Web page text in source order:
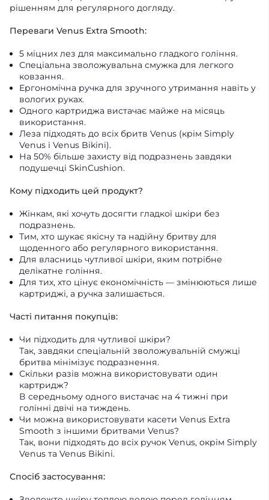
рішенням для регулярного догляду.
Переваги Venus Extra Smooth:
5 міцних лез для максимально гладкого гоління.
Спеціальна зволожувальна смужка для легкого
ковзання.
Ергономічна ручка для зручного утримання навіть у
вологих руках.
Одного картриджа вистачає майже на місяць
використання.
Леза підходять до всіх бритв Venus (крім Simply
Venus і Venus Bikini).
На 50% більше захисту від подразнень завдяки
подушечці SkinCushion.
Кому підходить цей продукт?
Жінкам, які хочуть досягти гладкої шкіри без
подразнень.
Тим, хто шукає якісну та надійну бритву для
щоденного або регулярного використання.
Для власниць чутливої шкіри, яким потрібне
делікатне гоління.
Для тих, хто цінує економічність — змінюються лише
картриджі, а ручка залишається.
Часті питання покупців:
Чи підходить для чутливої шкіри?
Так, завдяки спеціальній зволожувальній смужці
бритва мінімізує подразнення.
Скільки разів можна використовувати один
картридж?
В середньому одного вистачає на 4 тижні при
голінні двічі на тиждень.
Чи можна використовувати касети Venus Extra
Smooth з іншими бритвами Venus?
Так, вони підходять до всіх ручок Venus, окрім Simply
Venus та Venus Bikini.
Спосіб застосування: